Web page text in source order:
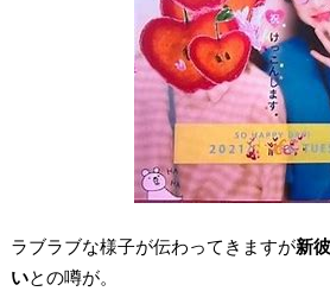
ラブラブな様子が伝わってきますが新
いとの噂が。